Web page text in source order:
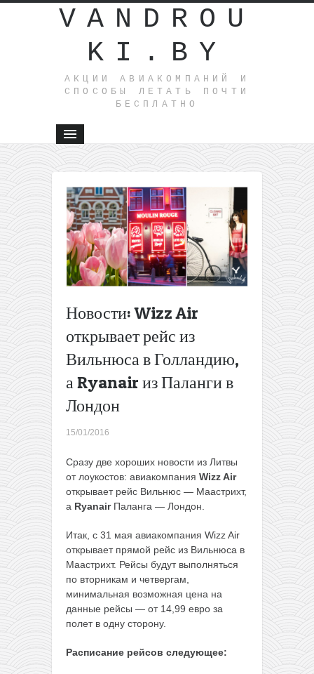
VANDROU
KI.BY
АКЦИИ АВИАКОМПАНИЙ И
СПОСОБЫ ЛЕТАТЬ ПОЧТИ
БЕСПЛАТНО
Новости: Wizz Air
открывает рейс из
Вильнюса в Голландию,
а Ryanair из Паланги в
Лондон
15/01/2016
Сразу две хороших новости из Литвы
от лоукостов: авиакомпания Wizz Air
открывает рейс Вильнюс — Маастрихт,
а RyanairПаланга — Лондон.
Итак, с 31 мая авиакомпания Wizz Air
открывает прямой рейс из Вильнюса в
Маастрихт. Рейсы будут выполняться
по вторникам и четвергам,
минимальная возможная цена на
данные рейсы — от 14,99 евро за
полет в одну сторону.
Расписание рейсов следующее:
Ryanair:
с ценами
12€ в
цене
в Киев
за 5,5€ в
одну